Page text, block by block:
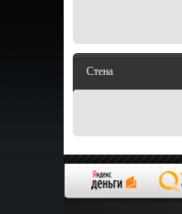
Стена